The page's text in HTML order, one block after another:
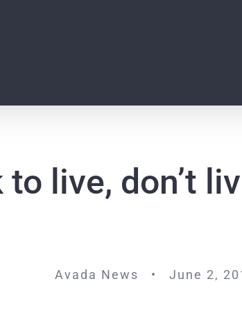
to live, don’t
Avada News • June 2,